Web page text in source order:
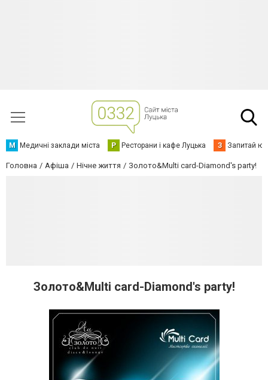
М Медичні заклади міста Р Ресторани і кафе Луцька З Запитай
Головна Афіша Нічне життя Золото&Multi card-Diamond's party!
Золото&Multi card-Diamond's party!